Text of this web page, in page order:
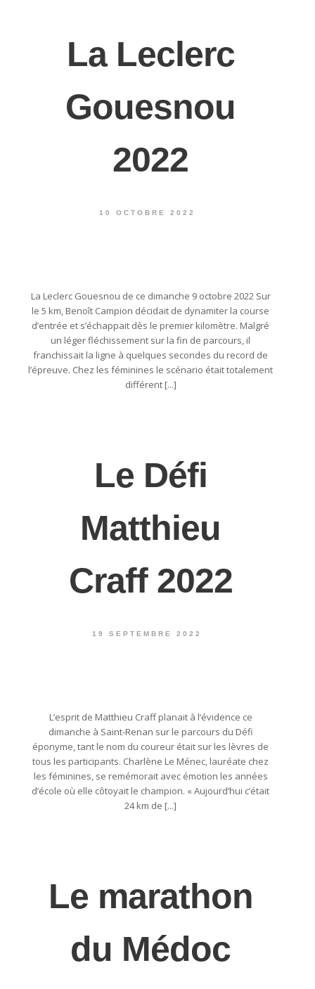
La Leclerc
Gouesnou
2022
10 OCTOBRE 2022
La Leclerc Gouesnou de ce dimanche 9 octobre 2022 Sur
le 5 km, Benoît Campion décidait de dynamiter la course
d’entrée et s’échappait dès le premier kilomètre. Malgré
un léger fléchissement sur la fin de parcours, il
franchissait la ligne à quelques secondes du record de
l’épreuve. Chez les féminines le scénario était totalement
différent [...]
Le Défi
Matthieu
Craff 2022
19 SEPTEMBRE 2022
L’esprit de Matthieu Craff planait à l’évidence ce
dimanche à Saint-Renan sur le parcours du Défi
éponyme, tant le nom du coureur était sur les lèvres de
tous les participants. Charlène Le Ménec, lauréate chez
les féminines, se remémorait avec émotion les années
d’école où elle côtoyait le champion. « Aujourd’hui c’était
24 km de [...]
Le marathon
du Médoc